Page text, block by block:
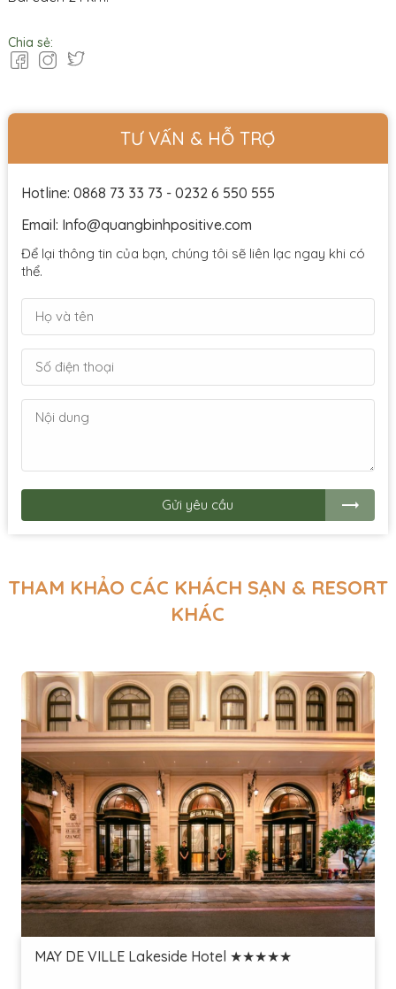
Chia sẻ:
TƯ VẤN & HỖ TRỢ
Hotline: 0868 73 33 73 - 0232 6 550 555
Email: Info@quangbinhpositive.com
Để lại thông tin của bạn, chúng tôi sẽ liên lạc ngay khi có
thể.
Gửi yêu cầu
THAM KHẢO CÁC KHÁCH SẠN & RESORT
KHÁC
MAY DE VILLE Lakeside Hotel ★★★★★